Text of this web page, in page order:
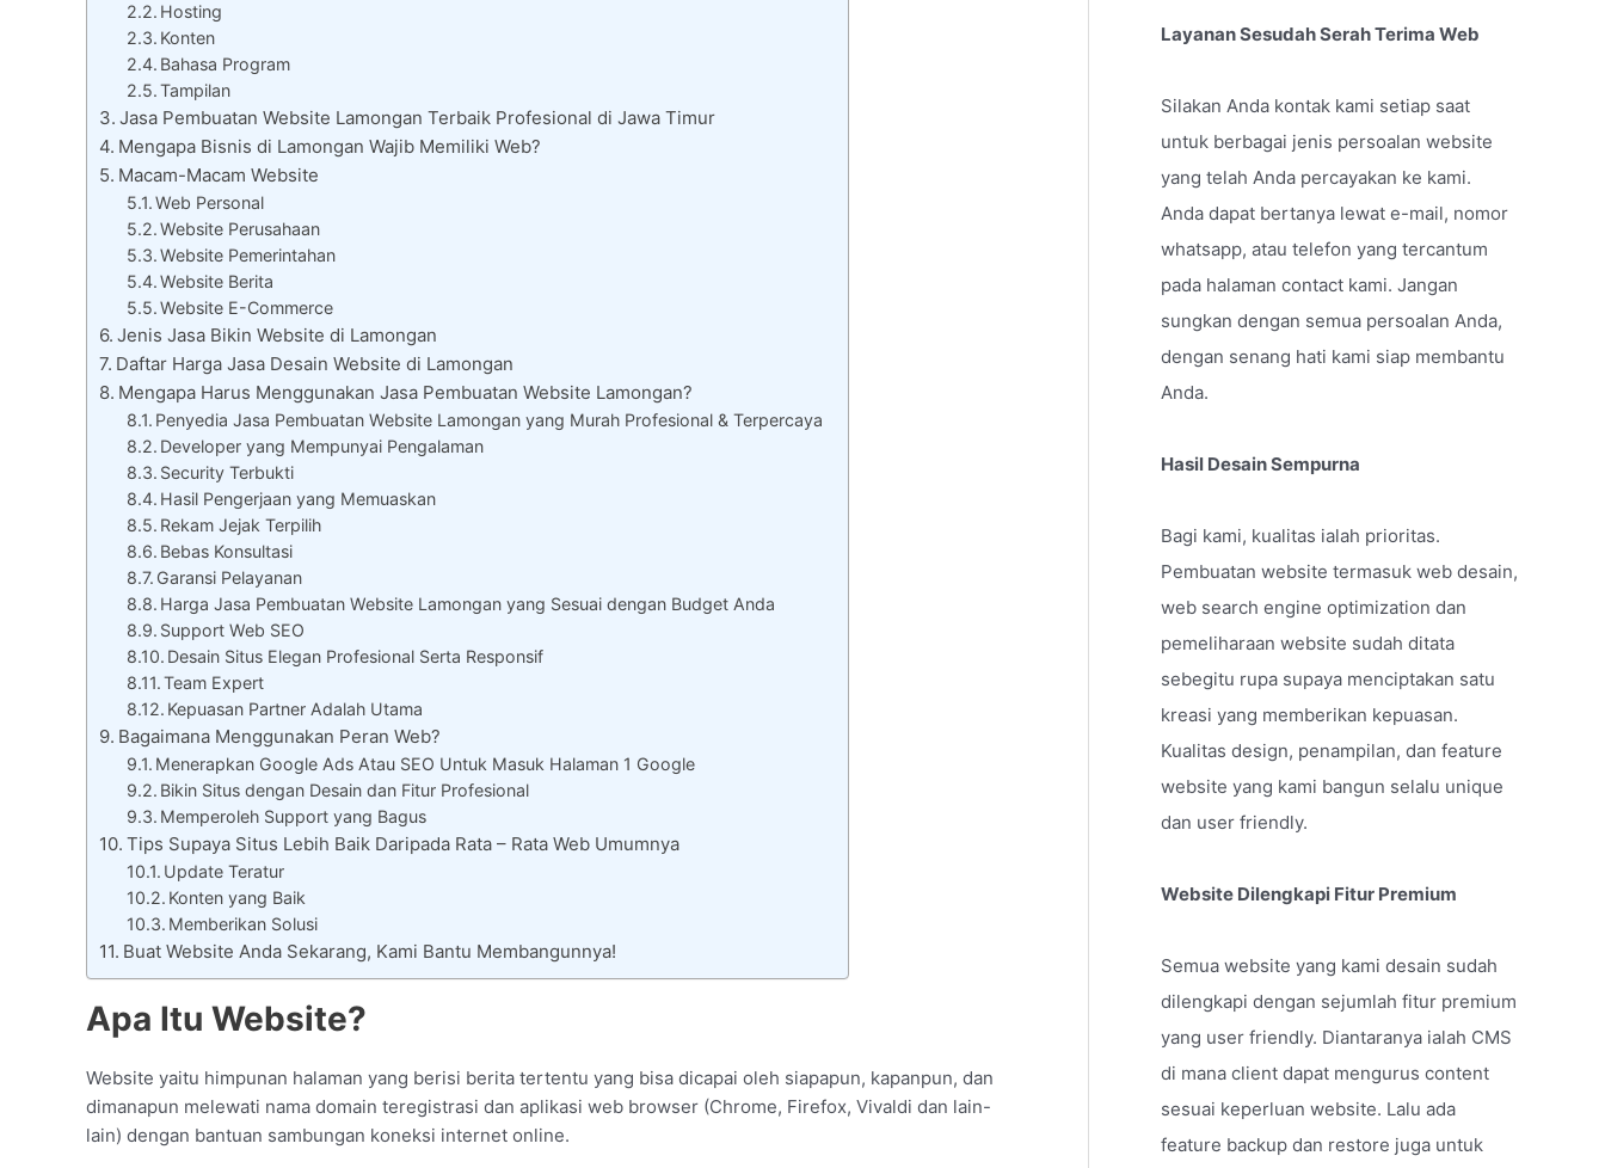
Hosting
Konten
Bahasa Program
Tampilan
Jasa Pembuatan Website Lamongan Terbaik Profesional di Jawa Timur
Mengapa Bisnis di Lamongan Wajib Memiliki Web?
Macam-Macam Website
Web Personal
Website Perusahaan
Website Pemerintahan
Website Berita
Website E-Commerce
Jenis Jasa Bikin Website di Lamongan
Daftar Harga Jasa Desain Website di Lamongan
Mengapa Harus Menggunakan Jasa Pembuatan Website Lamongan?
Penyedia Jasa Pembuatan Website Lamongan yang Murah Profesional & Terpercaya
Developer yang Mempunyai Pengalaman
Security Terbukti
Hasil Pengerjaan yang Memuaskan
Rekam Jejak Terpilih
Bebas Konsultasi
Garansi Pelayanan
Harga Jasa Pembuatan Website Lamongan yang Sesuai dengan Budget Anda
Support Web SEO
Desain Situs Elegan Profesional Serta Responsif
Team Expert
Kepuasan Partner Adalah Utama
Bagaimana Menggunakan Peran Web?
Menerapkan Google Ads Atau SEO Untuk Masuk Halaman 1 Google
Bikin Situs dengan Desain dan Fitur Profesional
Memperoleh Support yang Bagus
Tips Supaya Situs Lebih Baik Daripada Rata – Rata Web Umumnya
Update Teratur
Konten yang Baik
Memberikan Solusi
Buat Website Anda Sekarang, Kami Bantu Membangunnya!
Apa Itu Website?
Website yaitu himpunan halaman yang berisi berita tertentu yang bisa dicapai oleh siapapun, kapanpun, dan
dimanapun melewati nama domain teregistrasi dan aplikasi web browser (Chrome, Firefox, Vivaldi dan lain-
lain) dengan bantuan sambungan koneksi internet online.
Layanan Sesudah Serah Terima Web
Silakan Anda kontak kami setiap saat
untuk berbagai jenis persoalan website
yang telah Anda percayakan ke kami.
Anda dapat bertanya lewat e-mail, nomor
whatsapp, atau telefon yang tercantum
pada halaman contact kami. Jangan
sungkan dengan semua persoalan Anda,
dengan senang hati kami siap membantu
Anda.
Hasil Desain Sempurna
Bagi kami, kualitas ialah prioritas.
Pembuatan website termasuk web desain,
web search engine optimization dan
pemeliharaan website sudah ditata
sebegitu rupa supaya menciptakan satu
kreasi yang memberikan kepuasan.
Kualitas design, penampilan, dan feature
website yang kami bangun selalu unique
dan user friendly.
Website Dilengkapi Fitur Premium
Semua website yang kami desain sudah
dilengkapi dengan sejumlah fitur premium
yang user friendly. Diantaranya ialah CMS
di mana client dapat mengurus content
sesuai keperluan website. Lalu ada
feature backup dan restore juga untuk